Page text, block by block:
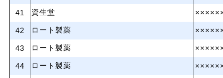
41 資生堂
42 ロート製薬
43 ロート製薬
44 ロート製薬